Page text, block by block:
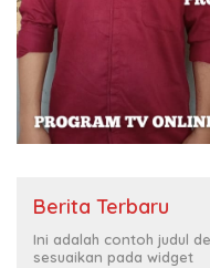
Berita Terbaru
Ini adalah contoh judul
sesuaikan pada widget